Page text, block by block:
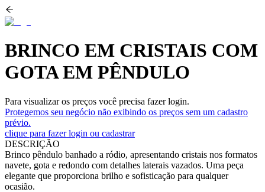
BRINCO EM CRISTAIS COM
GOTA EM PÊNDULO
Para visualizar os preços você precisa fazer login.
Protegemos seu negócio não exibindo os preços sem um cadastro
prévio.
clique para fazer login ou cadastrar
DESCRIÇÃO
Brinco pêndulo banhado a ródio, apresentando cristais nos formatos
navete, gota e redondo com detalhes laterais vazados. Uma peça
elegante que proporciona brilho e sofisticação para qualquer
ocasião.